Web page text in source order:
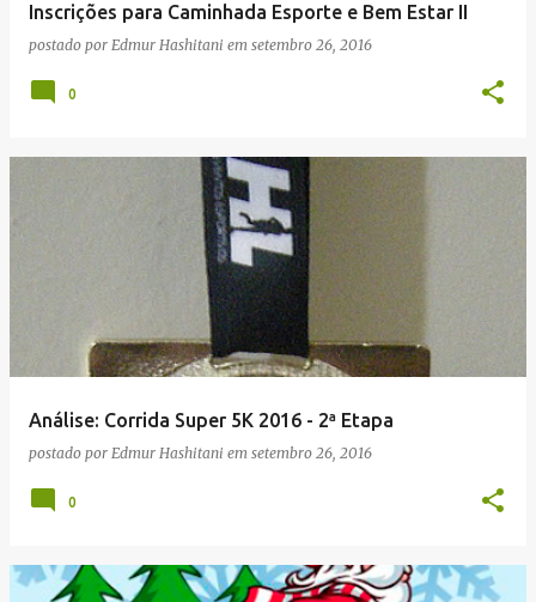
Inscrições para Caminhada Esporte e Bem Estar II
postado por Edmur Hashitani em setembro 26, 2016
0
Análise: Corrida Super 5K 2016 - 2ª Etapa
postado por Edmur Hashitani em setembro 26, 2016
0